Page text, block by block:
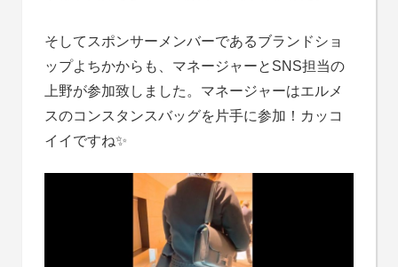
そしてスポンサーメンバーであるブランドショ
ップよちかからも、マネージャーとSNS担当の
上野が参加致しました。マネージャーはエルメ
スのコンスタンスバッグを片手に参加！カッコ
イイですね✨